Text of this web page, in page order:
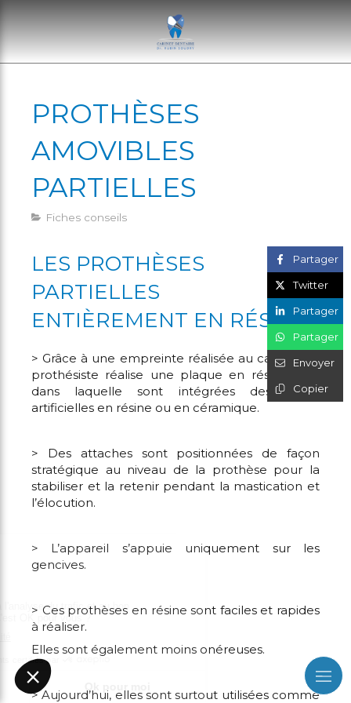
PROTHÈSES
AMOVIBLES
PARTIELLES
Fiches conseils
LES PROTHÈSES
PARTIELLES
ENTIÈREMENT EN RÉSINE
> Grâce à une empreinte réalisée au cabinet, le
prothésiste réalise une plaque en résine rose
dans laquelle sont intégrées des dents
artificielles en résine ou en céramique.
> Des attaches sont positionnées de façon
stratégique au niveau de la prothèse pour la
stabiliser et la retenir pendant la mastication et
l’élocution.
> L’appareil s’appuie uniquement sur les
gencives.
> Ces prothèses en résine sont faciles et rapides
à réaliser.
Elles sont également moins onéreuses.
> Aujourd’hui, elles sont surtout utilisées comme
Partager
Twitter
Partager
Partager
Envoyer
Copier